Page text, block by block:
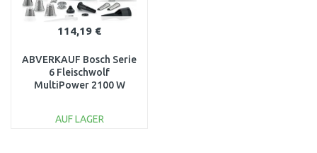
114,19 €
ABVERKAUF Bosch Serie
6 Fleischwolf
MultiPower 2100 W
VERP.
AUF LAGER